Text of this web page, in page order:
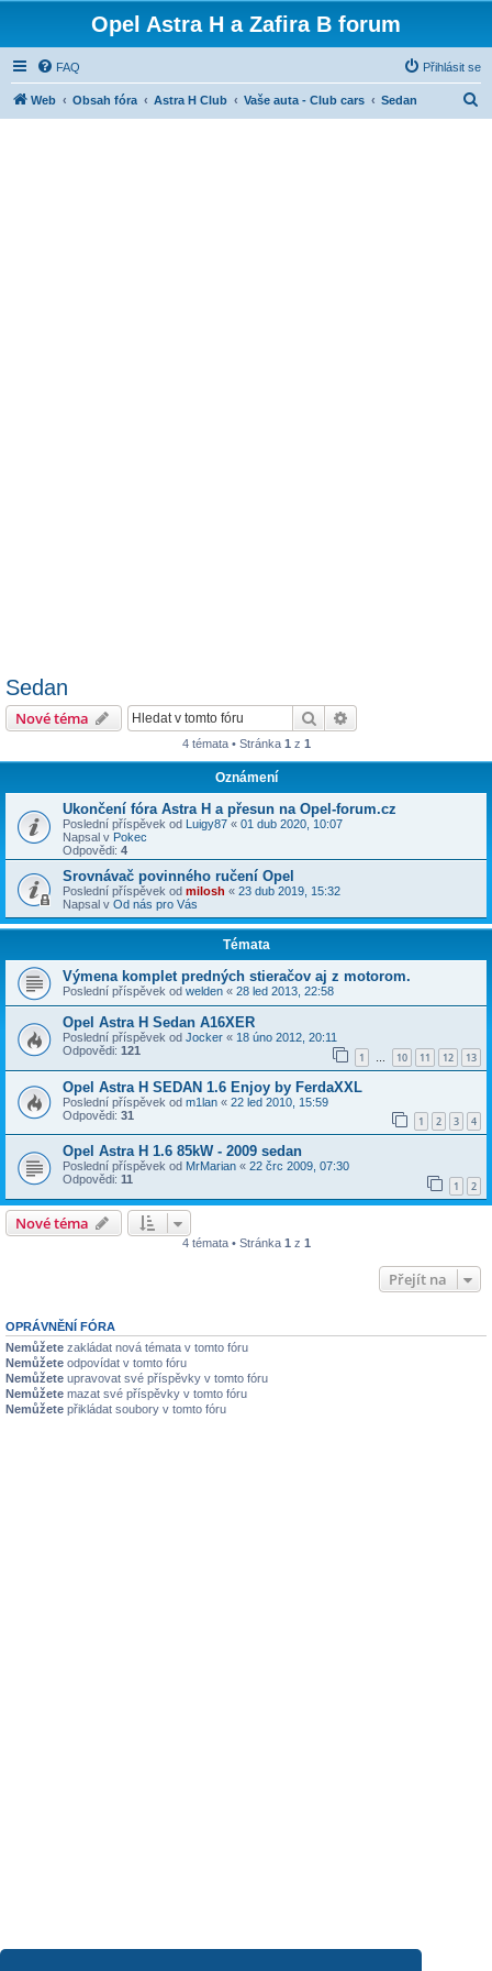
Opel Astra H a Zafira B forum
FAQ Přihlásit se
Web Obsah fóra Astra H Club Vaše auta - Club cars Sedan
Sedan
Nové téma Hledat
4 témata • Stránka 1 z 1
Oznámení
Ukončení fóra Astra H a přesun na Opel-forum.cz
Poslední příspěvek od Luigy87 « 01 dub 2020, 10:07
Napsal v Pokec
Odpovědi: 4
Srovnávač povinného ručení Opel
Poslední příspěvek od milosh « 23 dub 2019, 15:32
Napsal v Od nás pro Vás
Témata
Výmena komplet predných stieračov aj z motorom.
Poslední příspěvek od welden « 28 led 2013, 22:58
Opel Astra H Sedan A16XER
Poslední příspěvek od Jocker « 18 úno 2012, 20:11
Odpovědi: 121 1 … 10 11 12 13
Opel Astra H SEDAN 1.6 Enjoy by FerdaXXL
Poslední příspěvek od m1lan « 22 led 2010, 15:59
Odpovědi: 31 1 2 3 4
Opel Astra H 1.6 85kW - 2009 sedan
Poslední příspěvek od MrMarian « 22 črc 2009, 07:30
Odpovědi: 11 1 2
Nové téma
4 témata • Stránka 1 z 1
Přejít na
OPRÁVNĚNÍ FÓRA
Nemůžete zakládat nová témata v tomto fóru
Nemůžete odpovídat v tomto fóru
Nemůžete upravovat své příspěvky v tomto fóru
Nemůžete mazat své příspěvky v tomto fóru
Nemůžete přikládat soubory v tomto fóru